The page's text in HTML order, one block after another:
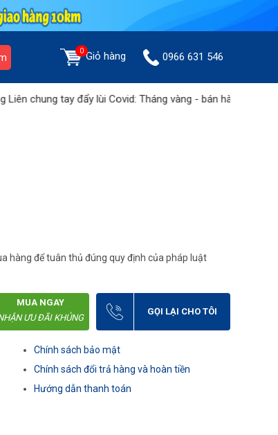
0 Giỏ hàng 0966 631 546
tay đẩy lùi Covid: Tháng vàng - bán hàng không lợi
hàng để tuân thủ đúng quy định của pháp luật
MUA NGAY
ƯU ĐÃI KHỦNG
GỌI LẠI CHO TÔI
Chính sách bảo mật
Chính sách đổi trả hàng và hoàn tiền
Hướng dẫn thanh toán